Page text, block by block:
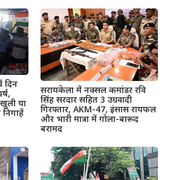
दिन
या
सरायकेला में नक्सल कमांडर रवि
सिंह सरदार सहित 3 उग्रवादी
गिरफ्तार, AKM-47, इंसास रायफल
और भारी मात्रा में गोला-बारूद
बरामद